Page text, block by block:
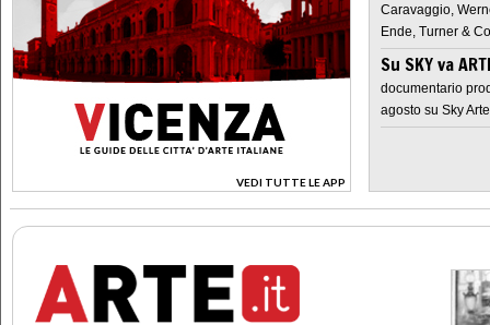
VEDI TUTTE LE APP
>
Caravaggio,
Ende, Turner &
Su SKY va
documentario
agosto su Sky Arte